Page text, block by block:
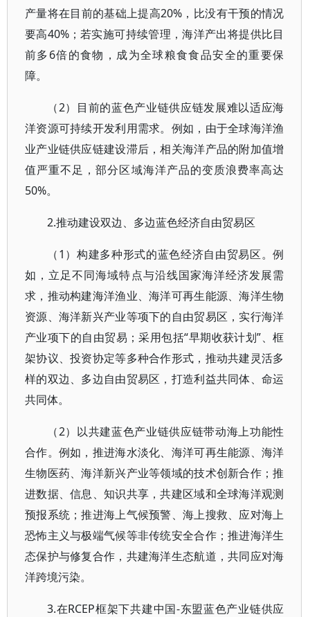
产量将在目前的基础上提高20%，比没有干预的情况
要高40%；若实施可持续管理，海洋产出将提供比目
前多6倍的食物，成为全球粮食食品安全的重要保
障。
（2）目前的蓝色产业链供应链发展难以适应海
洋资源可持续开发利用需求。例如，由于全球海洋渔
业产业链供应链建设滞后，相关海洋产品的附加值增
值严重不足，部分区域海洋产品的变质浪费率高达
50%。
2.推动建设双边、多边蓝色经济自由贸易区
（1）构建多种形式的蓝色经济自由贸易区。例
如，立足不同海域特点与沿线国家海洋经济发展需
求，推动构建海洋渔业、海洋可再生能源、海洋生物
资源、海洋新兴产业等项下的自由贸易区，实行海洋
产业项下的自由贸易；采用包括“早期收获计划”、框
架协议、投资协定等多种合作形式，推动共建灵活多
样的双边、多边自由贸易区，打造利益共同体、命运
共同体。
（2）以共建蓝色产业链供应链带动海上功能性
合作。例如，推进海水淡化、海洋可再生能源、海洋
生物医药、海洋新兴产业等领域的技术创新合作；推
进数据、信息、知识共享，共建区域和全球海洋观测
预报系统；推进海上气候预警、海上搜救、应对海上
恐怖主义与极端气候等非传统安全合作；推进海洋生
态保护与修复合作，共建海洋生态航道，共同应对海
洋跨境污染。
3.在RCEP框架下共建中国-东盟蓝色产业链供应